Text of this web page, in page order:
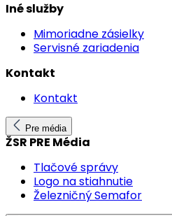
Iné služby
Mimoriadne zásielky
Servisné zariadenia
Kontakt
Kontakt
Pre média
ŽSR PRE Média
Tlačové správy
Logo na stiahnutie
Železničný Semafor